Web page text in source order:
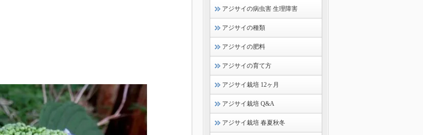
アジサイの病虫害 生理障害
アジサイの種類
アジサイの肥料
アジサイの育て方
アジサイ栽培 12ヶ月
アジサイ栽培 Q&A
アジサイ栽培 春夏秋冬